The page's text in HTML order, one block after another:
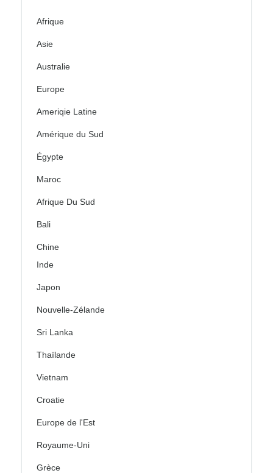
Afrique
Asie
Australie
Europe
Ameriqie Latine
Amérique du Sud
Égypte
Maroc
Afrique Du Sud
Bali
Chine
Inde
Japon
Nouvelle-Zélande
Sri Lanka
Thaïlande
Vietnam
Croatie
Europe de l'Est
Royaume-Uni
Grèce